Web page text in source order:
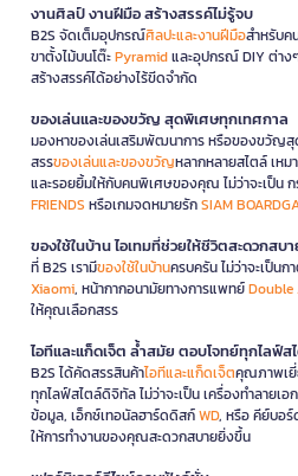
งานศิลป์ งานฝีมือ สร้างสรรค์ไม่รู้จบ
B2S จัดเต็มอุปกรณ์ศิลปะและงานฝีมือสำหรับค
ขาตั้งไม้บนโต๊ะPyramidและอุปกรณ์ DIY ต่าง
สร้างสรรค์ได้อย่างไร้ขีดจำกัด
ของเล่นและของขวัญ สุดพิเศษทุกเทศกาล
มองหาของเล่นเสริมพัฒนาการ หรือของขวัญสุ
สรรของเล่นและของขวัญหลากหลายสไตล์ เห
และรอยยิ้มให้กับคนพิเศษของคุณ ไม่ว่าจะเป็น
FRIENDS หรือเกมจดหมายรักSIAM
ของใช้ในบ้าน ไอเทมที่ช่วยให้ชีวิตสะดวกสบ
ที่ B2S เรามีของใช้ในบ้านครบครัน ไม่ว่าจะเป็นก
Xiaomi, หน้ากากอนามัยทางการแพทย์Double
ให้คุณเลือกสรร
ไอทีและแก็ดเจ็ต ล้ำสมัย ตอบโจทย์ทุกไลฟ์ส
B2S ได้คัดสรรสินค้าไอทีและแก็ดเจ็ตคุณภาพเยี่
ทุกไลฟ์สไตล์ดิจิทัล ไม่ว่าจะเป็น เครื่องทำลายเอ
ข้อมูล, เอ็กซ์เทอนัลฮาร์ดดิสก์WD, หรือ คีย์บอร์
ให้การทำงานของคุณสะดวกสบายยิ่งขึ้น